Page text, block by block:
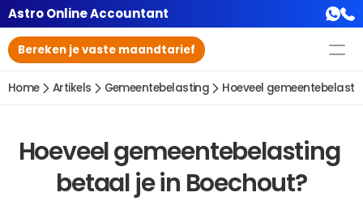
Astro Online Accountant
Bereken je vaste maandtarief
Home Artikels Gemeentebelasting Hoeveel
Hoeveel gemeentebelasting
betaal je in Boechout?